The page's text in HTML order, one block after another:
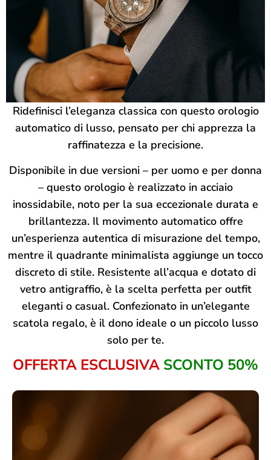
Ridefinisci l’eleganza classica con questo orologio
automatico di lusso, pensato per chi apprezza la
raffinatezza e la precisione.
Disponibile in due versioni – per uomo e per donna
– questo orologio è realizzato in acciaio
inossidabile, noto per la sua eccezionale durata e
brillantezza. Il movimento automatico offre
un’esperienza autentica di misurazione del tempo,
mentre il quadrante minimalista aggiunge un tocco
discreto di stile. Resistente all’acqua e dotato di
vetro antigraffio, è la scelta perfetta per outfit
eleganti o casual. Confezionato in un’elegante
scatola regalo, è il dono ideale o un piccolo lusso
solo per te.
OFFERTA ESCLUSIVA SCONTO 50%